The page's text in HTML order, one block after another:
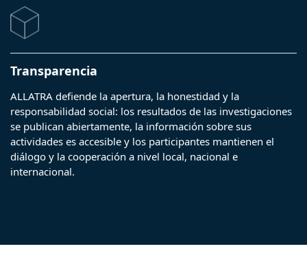
Transparencia
ALLATRA defiende la apertura, la honestidad y la
responsabilidad social: los resultados de las investigaciones
se publican abiertamente, la información sobre sus
actividades es accesible y los participantes mantienen el
diálogo y la cooperación a nivel local, nacional e
internacional.